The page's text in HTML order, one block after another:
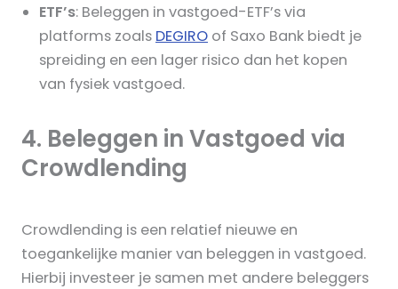
ETF’s: Beleggen in vastgoed-ETF’s via
platforms zoals DEGIRO of Saxo Bank biedt je
spreiding en een lager risico dan het kopen
van fysiek vastgoed.
4. Beleggen in Vastgoed via
Crowdlending
Crowdlending is een relatief nieuwe en
toegankelijke manier van beleggen in vastgoed.
Hierbij investeer je samen met andere beleggers